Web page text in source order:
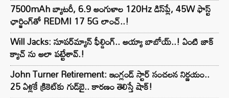
7500mAh బ్యాటరీ, 6.9 అంగుళాల 120Hz డిస్‌ప్లే, 45W ఫాస్ట్
ఛార్జింగ్‌తో REDMI 17 5G లాంచ్..!
Will Jacks: సూపర్‌మ్యాన్ ఫీల్డింగ్.. అయ్యా బాబోయ్..! ఏంటి జాక్
క్యాచ్ ను అలా పట్టేశావ్.!
John Turner Retirement: ఇంగ్లండ్ స్టార్ సంచలన నిర్ణయం..
25 ఏళ్లకే క్రికెట్‌కు గుడ్‌బై.. కారణం తెలిస్తే షాక్!